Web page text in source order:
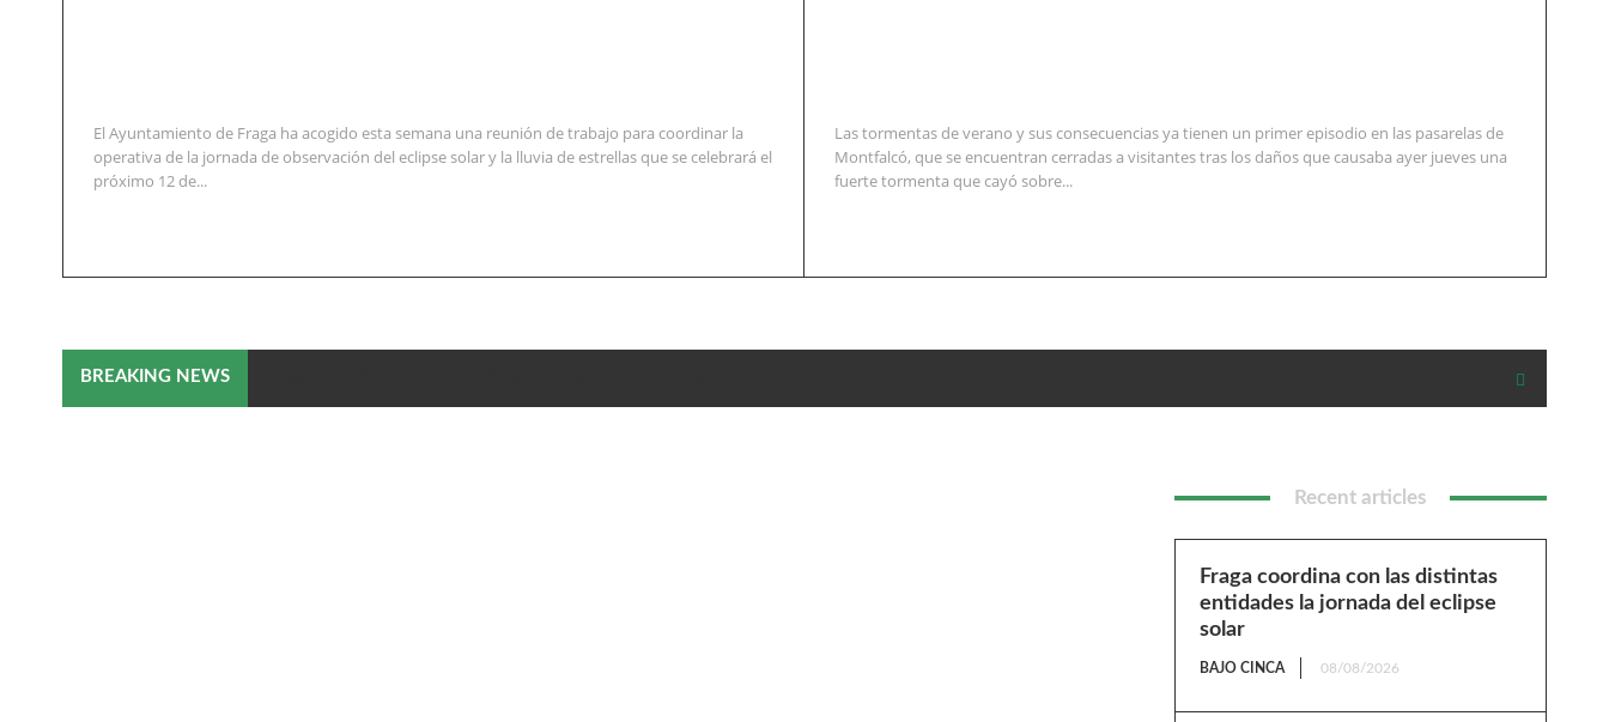
El Ayuntamiento de Fraga ha acogido esta semana una reunión de trabajo para coordinar la
operativa de la jornada de observación del eclipse solar y la lluvia de estrellas que se celebrará el
próximo 12 de...
Las tormentas de verano y sus consecuencias ya tienen un primer episodio en las pasarelas de
Montfalcó, que se encuentran cerradas a visitantes tras los daños que causaba ayer jueves una
fuerte tormenta que cayó sobre...
BREAKING NEWS
Recent articles
Fraga coordina con las distintas
entidades la jornada del eclipse
solar
BAJO CINCA 08/08/2026